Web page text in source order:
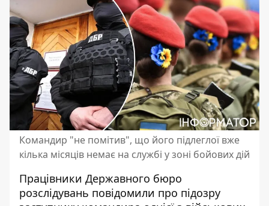
Командир "не помітив", що його підлеглої вже
кілька місяців немає на службі у зоні бойових дій
Працівники Державного бюро
розслідувань повідомили про підозру